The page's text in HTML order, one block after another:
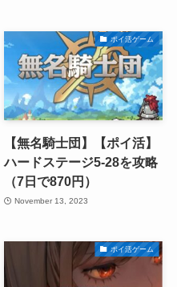
ポイ活ゲーム
【無名騎士団】【ポイ活】
ハードステージ5-28を攻略
（7日で870円）
November 13, 2023
ポイ活ゲーム